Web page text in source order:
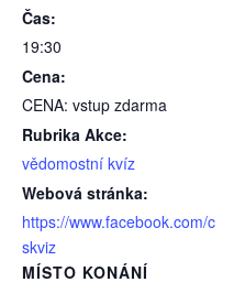
Čas:
19:30
Cena:
CENA: vstup zdarma
Rubrika Akce:
vědomostní kvíz
Webová stránka:
https://www.facebook.com/c
skviz
MÍSTO KONÁNÍ